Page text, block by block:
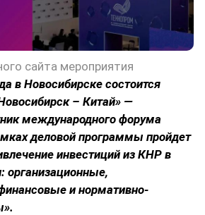
сайта мероприятия
в Новосибирске состоится
– Китай» —
международного форума
деловой программы пройдет
инвестиций из КНР в
организационные,
и нормативно-